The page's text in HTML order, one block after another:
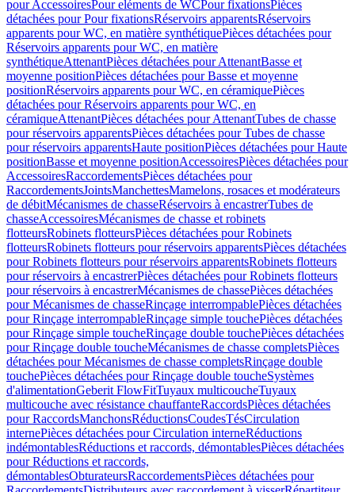
pour AccessoiresPour eléments de WCPour fixationsPièces
détachées pour Pour fixationsRéservoirs apparentsRéservoirs
apparents pour WC, en matière synthétiquePièces détachées pour
Réservoirs apparents pour WC, en matière
synthétiqueAttenantPièces détachées pour AttenantBasse et
moyenne positionPièces détachées pour Basse et moyenne
positionRéservoirs apparents pour WC, en céramiquePièces
détachées pour Réservoirs apparents pour WC, en
céramiqueAttenantPièces détachées pour AttenantTubes de chasse
pour réservoirs apparentsPièces détachées pour Tubes de chasse
pour réservoirs apparentsHaute positionPièces détachées pour Haute
positionBasse et moyenne positionAccessoiresPièces détachées pour
AccessoiresRaccordementsPièces détachées pour
RaccordementsJointsManchettesMamelons, rosaces et modérateurs
de débitMécanismes de chasseRéservoirs à encastrerTubes de
chasseAccessoiresMécanismes de chasse et robinets
flotteursRobinets flotteursPièces détachées pour Robinets
flotteursRobinets flotteurs pour réservoirs apparentsPièces détachées
pour Robinets flotteurs pour réservoirs apparentsRobinets flotteurs
pour réservoirs à encastrerPièces détachées pour Robinets flotteurs
pour réservoirs à encastrerMécanismes de chassePièces détachées
pour Mécanismes de chasseRinçage interrompablePièces détachées
pour Rinçage interrompableRinçage simple touchePièces détachées
pour Rinçage simple toucheRinçage double touchePièces détachées
pour Rinçage double toucheMécanismes de chasse completsPièces
détachées pour Mécanismes de chasse completsRinçage double
touchePièces détachées pour Rinçage double toucheSystèmes
d'alimentationGeberit FlowFitTuyaux multicoucheTuyaux
multicouche avec résistance chauffanteRaccordsPièces détachées
pour RaccordsManchonsRéductionsCoudesTésCirculation
internePièces détachées pour Circulation interneRéductions
indémontablesRéductions et raccords, démontablesPièces détachées
pour Réductions et raccords,
démontablesObturateursRaccordementsPièces détachées pour